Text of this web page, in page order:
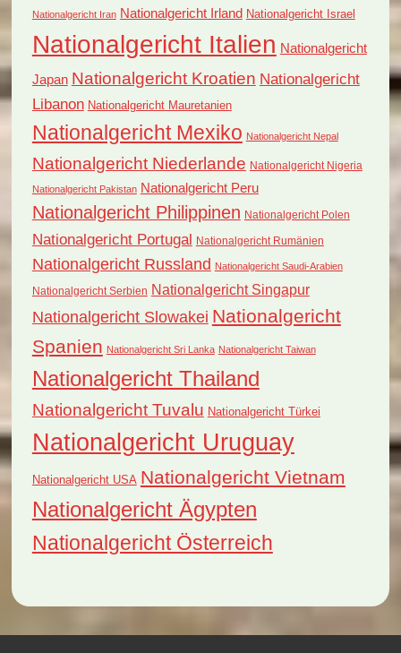
Nationalgericht Iran Nationalgericht Irland Nationalgericht Israel
Nationalgericht Italien Nationalgericht
Japan Nationalgericht Kroatien Nationalgericht
Libanon Nationalgericht Mauretanien
Nationalgericht Mexiko Nationalgericht Nepal
Nationalgericht Niederlande Nationalgericht Nigeria
Nationalgericht Pakistan Nationalgericht Peru
Nationalgericht Philippinen Nationalgericht Polen
Nationalgericht Portugal Nationalgericht Rumänien
Nationalgericht Russland Nationalgericht Saudi-Arabien
Nationalgericht Serbien Nationalgericht Singapur
Nationalgericht Slowakei Nationalgericht
Spanien Nationalgericht Sri Lanka Nationalgericht Taiwan
Nationalgericht Thailand
Nationalgericht Tuvalu Nationalgericht Türkei
Nationalgericht Uruguay
Nationalgericht USA Nationalgericht Vietnam
Nationalgericht Ägypten
Nationalgericht Österreich